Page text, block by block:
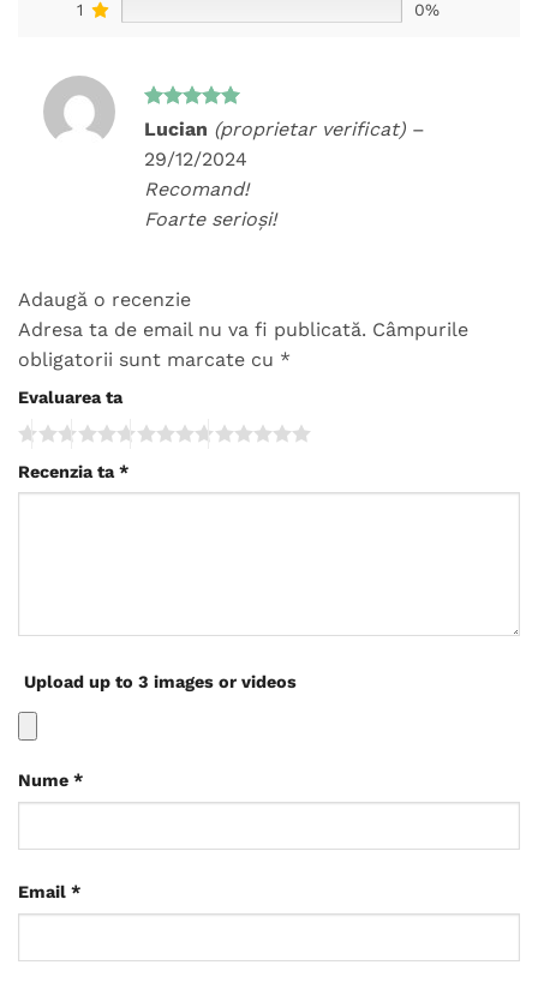
1 0%
Evaluat la
din 5
Lucian (proprietar verificat) –
29/12/2024
Recomand!
Foarte serioși!
Adaugă o recenzie
Adresa ta de email nu va fi publicată. Câmpurile
obligatorii sunt marcate cu *
Evaluarea ta
Recenzia ta *
Upload up to 3 images or videos
Nume *
Email *